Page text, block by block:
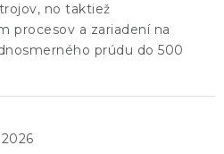
no taktiež
procesov a zariadení na
prúdu do 500